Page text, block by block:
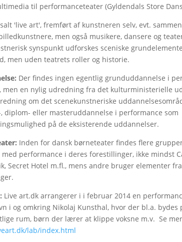
til performanceteater (Gyldendals Store
'live art', fremført af kunstneren selv, evt.
men også musikere, dansere og
synspunkt udforskes sceniske
men uden teatrets roller og historie.
Der findes ingen egentlig grunduddannelse i
men en nylig udredning fra det kulturministerielle
om det scenekunstneriske
diplom- eller masteruddannelse i performance som
på de eksisterende uddannelser.
Inden for dansk børneteater findes flere
performance i deres forestillinger, ikke mindst
Secret Hotel m.fl., mens andre bruger elementer
Live art.dk arrangerer i i februar 2014 en
i og omkring Nikolaj Kunsthal, hvor der bl.a. bydes
rum, børn der lærer at klippe voksne m.v. Se
lab/index.html